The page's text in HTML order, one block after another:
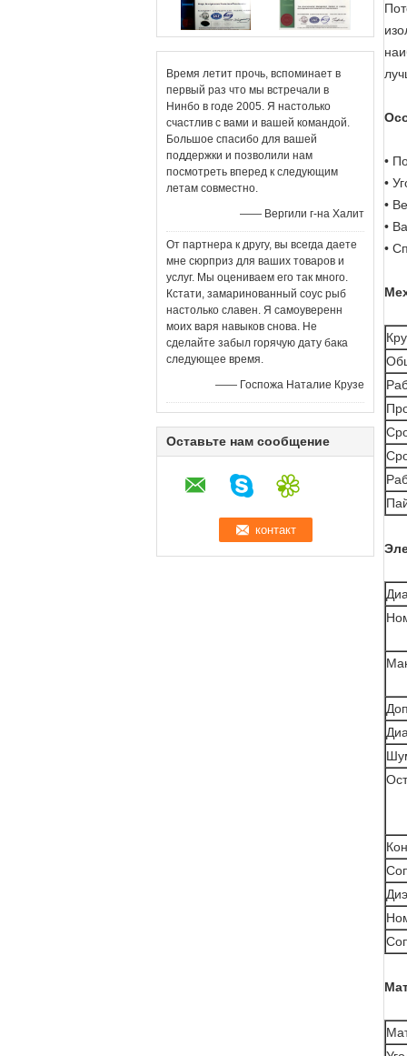
Время летит прочь, вспоминает в
первый раз что мы встречали в
Нинбо в годе 2005. Я настолько
счастлив с вами и вашей командой.
Большое спасибо для вашей
поддержки и позволили нам
посмотреть вперед к следующим
летам совместно.
—— Вергили г-на Халит
От партнера к другу, вы всегда даете
мне сюрприз для ваших товаров и
услуг. Мы оцениваем его так много.
Кстати, замаринованный соус рыб
настолько славен. Я самоуверенн
моих варя навыков снова. Не
сделайте забыл горячую дату бака
следующее время.
—— Госпожа Наталие Крузе
Оставьте нам сообщение
•
•
•
•
•